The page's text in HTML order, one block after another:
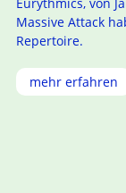
Eurythmics, von
Massive Attack
Repertoire.
mehr erfahren